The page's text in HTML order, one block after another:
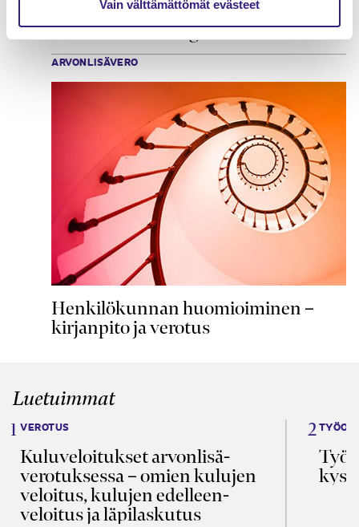
Vain välttämättömät evästeet
Matkailualan marginaaliverotus
ARVONLISÄVERO
Henkilökunnan huomioiminen –
kirjanpito ja verotus
Luetuimmat
VEROTUS
Kulu­veloitukset arvon­lisä­
verotuksessa – omien kulujen
veloitus, kulujen edelleen­
veloitus ja läpi­laskutus